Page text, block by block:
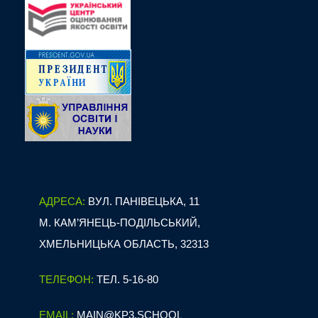
АДРЕСА: ВУЛ. ПАНІВЕЦЬКА, 11
М. КАМ’ЯНЕЦЬ-ПОДІЛЬСЬКИЙ,
ХМЕЛЬНИЦЬКА ОБЛАСТЬ, 32313
ТЕЛЕФОН: ТЕЛ. 5-16-80
EMAIL: MAIN@KP3.SCHOOL